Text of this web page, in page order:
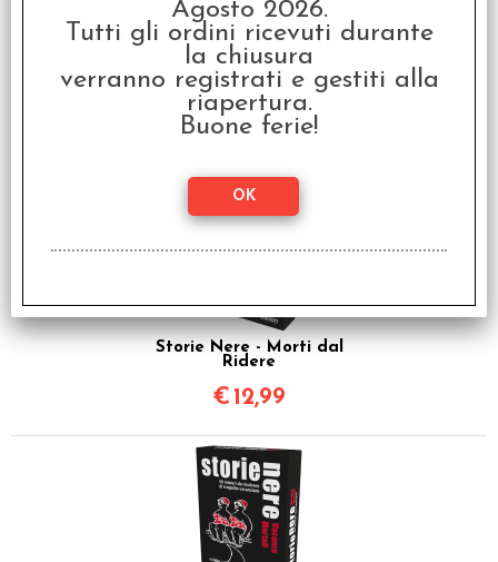
Storie Nere - Speciale
Cinema
€12,99
Storie Nere - Morti dal
Ridere
€ 12,99
Agosto 2026.
Tutti gli ordini ricevuti durante
la chiusura
verranno registrati e gestiti alla
riapertura.
Buone ferie!